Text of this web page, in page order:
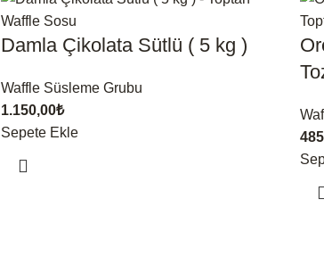
Damla Çikolata Sütlü ( 5 kg )
Waffle Süsleme Grubu
1.150,00₺
Sepete Ekle